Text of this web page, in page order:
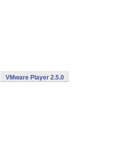
VMware Player 2.5.0